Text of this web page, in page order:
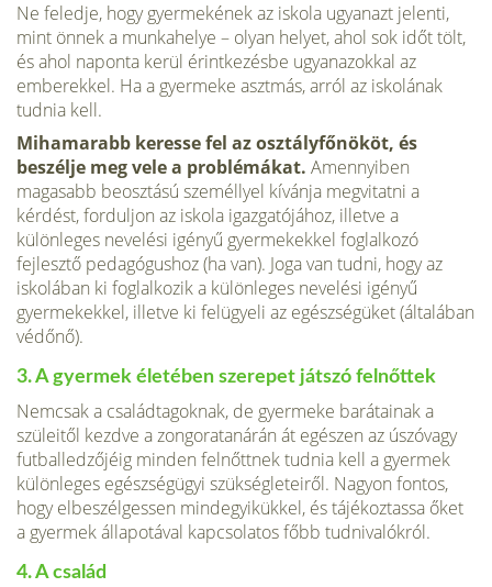
Ne feledje, hogy gyermekének az iskola ugyanazt jelenti,
mint önnek a munkahelye – olyan helyet, ahol sok időt tölt,
és ahol naponta kerül érintkezésbe ugyanazokkal az
emberekkel. Ha a gyermeke asztmás, arról az isko­lának
tudnia kell.
Mihamarabb keresse fel az osztályfőnököt, és
beszélje meg vele a problémákat. Amennyiben
magasabb beosztású személlyel kívánja megvitatni a
kérdést, forduljon az iskola igazgatójához, illetve a
különleges nevelési igényű gyermekekkel foglalkozó
fejlesztő pedagógushoz (ha van). Joga van tudni, hogy az
iskolában ki foglalkozik a különleges nevelési igényű
gyermekekkel, illetve ki felü­gyeli az egészségüket (általában
védőnő).
3. A gyermek életében szerepet játszó felnőttek
Nemcsak a családtagoknak, de gyermeke barátainak a
szüleitől kezdve a zongoratanárán át egészen az úszó­vagy
futballedzőjéig minden felnőttnek tudnia kell a gyermek
különleges egészség­ügyi szükségleteiről. Nagyon fontos,
hogy elbeszélgessen mindegyikükkel, és tájé­koztassa őket
a gyermek állapotával kapcsolatos főbb tudnivalókról.
4. A család